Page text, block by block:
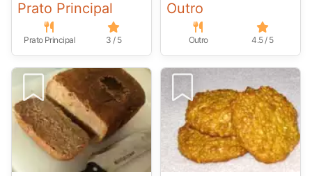
Prato Principal
Prato Principal 3 / 5
Outro
Outro 4.5 / 5